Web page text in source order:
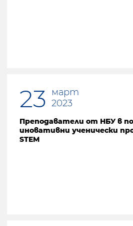
23
март
2023
Преподаватели от НБУ в
иновативни ученически
STEM